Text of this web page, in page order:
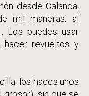
desde Calanda,
mil maneras: al
Los puedes usar
hacer revueltos y
los haces unos